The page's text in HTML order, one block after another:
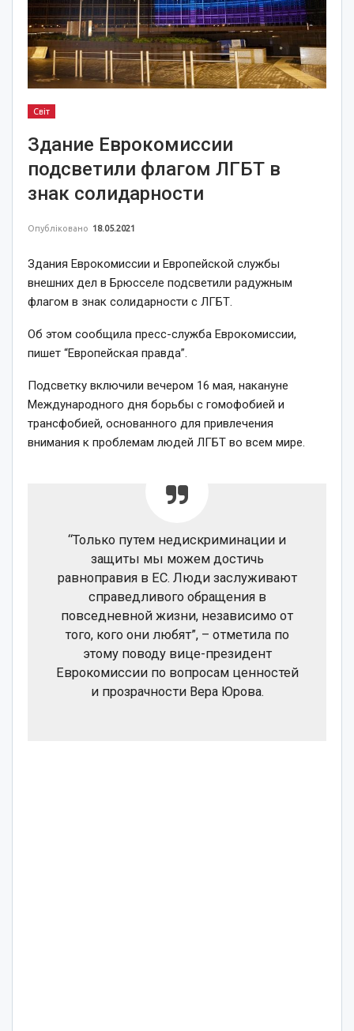
Світ
Здание Еврокомиссии
подсветили флагом ЛГБТ в
знак солидарности
Опубліковано 18.05.2021
Здания Еврокомиссии и Европейской службы
внешних дел в Брюсселе подсветили радужным
флагом в знак солидарности с ЛГБТ.
Об этом сообщила пресс-служба Еврокомиссии,
пишет “Европейская правда”.
Подсветку включили вечером 16 мая, накануне
Международного дня борьбы с гомофобией и
трансфобией, основанного для привлечения
внимания к проблемам людей ЛГБТ во всем мире.
“Только путем недискриминации и
защиты мы можем достичь
равноправия в ЕС. Люди заслуживают
справедливого обращения в
повседневной жизни, независимо от
того, кого они любят”, – отметила по
этому поводу вице-президент
Еврокомиссии по вопросам ценностей
и прозрачности Вера Юрова.